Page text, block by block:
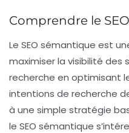
Comprendre le
Le SEO sémantique est
maximiser la visibilité des
recherche en optimisant
intentions de recherche
à une simple stratégie
le SEO sémantique